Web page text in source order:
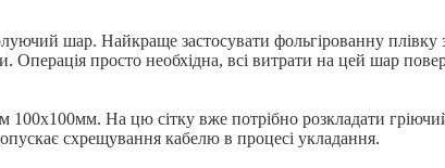
шар. Найкраще застосувати фольгірованну
Операція просто необхідна, всі витрати на цей шар
100х100мм. На цю сітку вже потрібно розкладати
схрещування кабелю в процесі укладання.